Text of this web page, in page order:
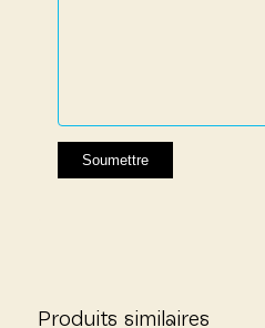
Produits similaires